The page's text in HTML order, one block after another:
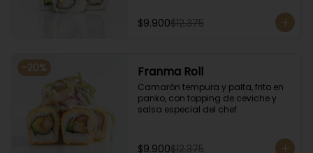
$9.900$12.375
-20% Franma Roll
Camarón tempura y palta, frito en
panko, con topping de ceviche y
salsa especial del chef.
$9.900$12.375